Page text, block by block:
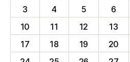
3
4 5 6
10
11 12 13
17
18 19 20